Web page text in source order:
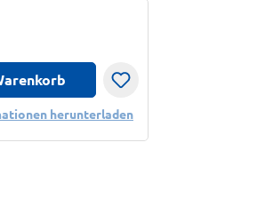
herunterladen